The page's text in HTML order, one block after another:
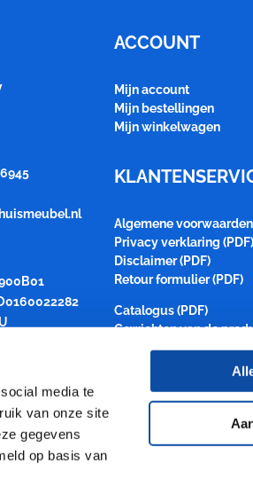
media te
van onze site
gegevens
op basis van
ACCOUNT
Mijn account
Mijn bestellingen
Mijn winkelwagen
Algemene voorwaarden
Privacy verklaring (PDF)
Disclaimer (PDF)
Retour formulier (PDF)
Catalogus (PDF)
Gewichten van de